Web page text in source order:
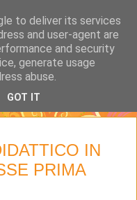
IN
PRIMA
to deliver its services
and user-agent are
and security
generate usage
abuse.
GOT IT